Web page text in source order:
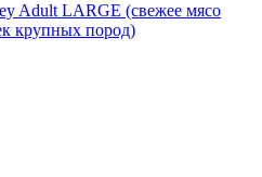
Adult LARGE (свежее мясо
крупных пород)